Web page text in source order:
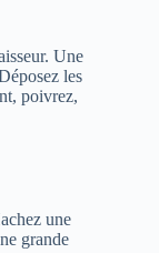
Une
les
poivrez,
une
grande